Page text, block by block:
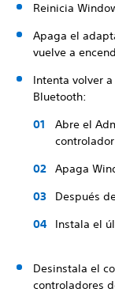
Reinicia
Apaga el
vuelve a
Intenta volver
Bluetooth:
Abre el
Apaga
Después
Instala el
Desinstala el
controladores